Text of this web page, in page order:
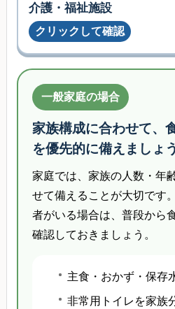
介護・福祉施設
クリックして確認
一般家庭の場合
家族構成に合わせて、
を優先的に備えましょう
家庭では、家族の人数・年
せて備えることが大切です
者がいる場合は、普段から
確認しておきましょう。
主食・おかず・保存
非常用トイレを家族